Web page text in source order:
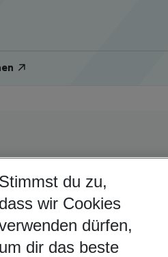
Stimmst du zu,
dass wir Cookies
dürfen,
um dir das beste